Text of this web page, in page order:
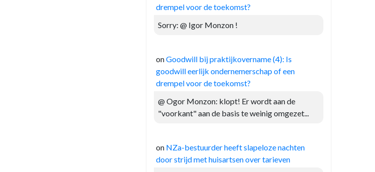
drempel voor de toekomst?
Sorry: @ Igor Monzon !
onGoodwill bij praktijkovername (4): Is
goodwill eerlijk ondernemerschap of een
drempel voor de toekomst?
@ Ogor Monzon: klopt! Er wordt aan de
"voorkant" aan de basis te weinig omgezet...
on NZa-bestuurder heeft slapeloze nachten
door strijd met huisartsen over tarieven